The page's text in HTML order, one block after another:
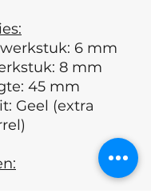
6 mm
8 mm
45 mm
Geel (extra